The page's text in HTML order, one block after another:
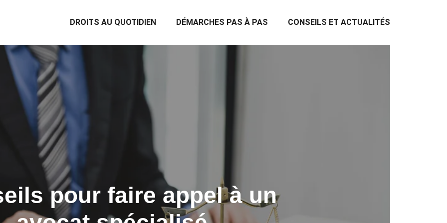
DROITS AU QUOTIDIEN DÉMARCHES PAS À PAS CONSEILS ET ACTUALITÉS
pour faire appel à un